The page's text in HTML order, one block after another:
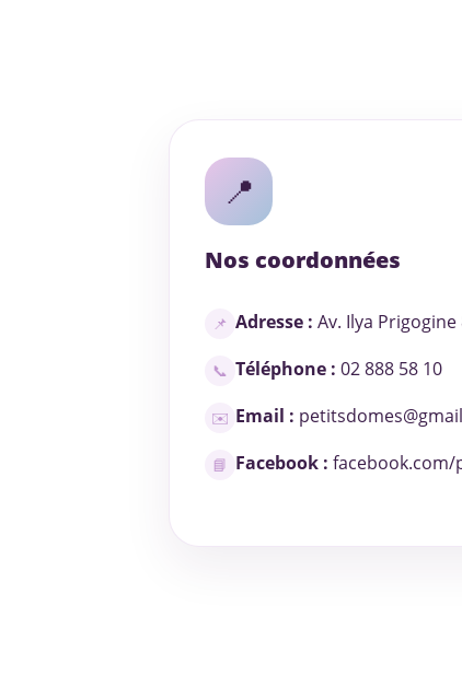
📍
Nos coordonnées
📌 Adresse : Av. Ilya
📞 Téléphone : 02 888 58 10
✉️ Email :
📘 Facebook :